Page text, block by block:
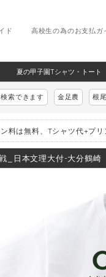
高校生の為のお支払ガ
ド
夏の甲子園Tシャツ・トート
索できます 金足農 根尾
料は無料、Tシャツ代+プリ
_日本文理大付-大分鶴崎